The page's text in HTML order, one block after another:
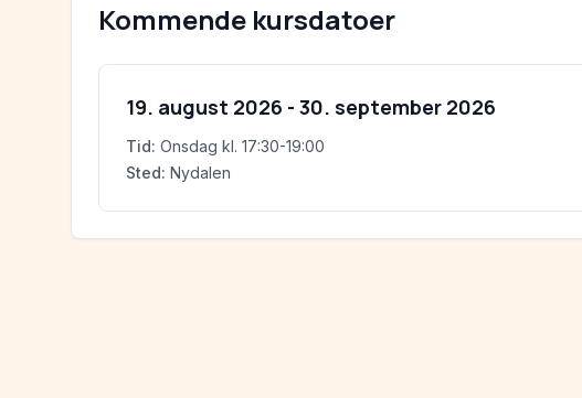
Kommende kursdatoer
19. august 2026 - 30. september 2026
Tid: Onsdag kl. 17:30-19:00
Sted: Nydalen